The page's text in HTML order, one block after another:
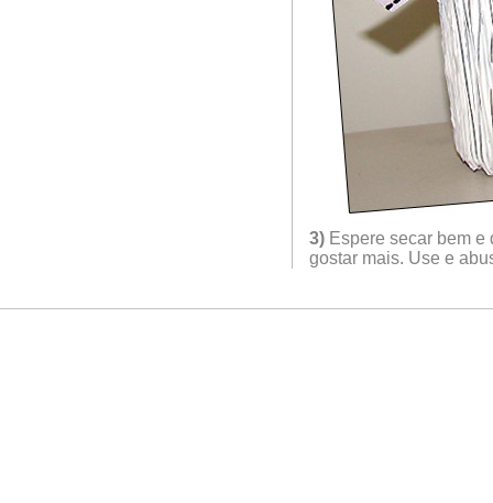
3)Espere secar bem e
gostar mais. Use e